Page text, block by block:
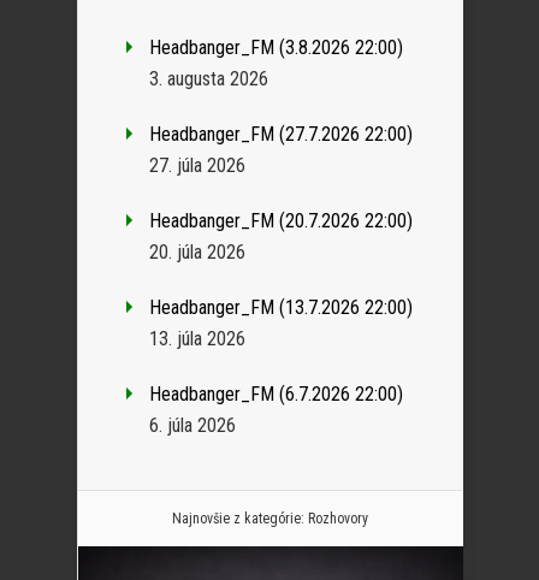
Headbanger_FM (3.8.2026 22:00)
3. augusta 2026
Headbanger_FM (27.7.2026 22:00)
27. júla 2026
Headbanger_FM (20.7.2026 22:00)
20. júla 2026
Headbanger_FM (13.7.2026 22:00)
13. júla 2026
Headbanger_FM (6.7.2026 22:00)
6. júla 2026
Najnovšie z kategórie: Rozhovory